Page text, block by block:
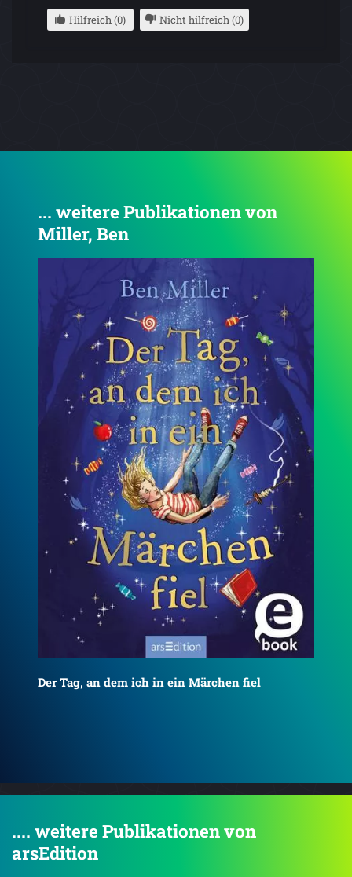
Hilfreich (0) Nicht hilfreich (0)
... weitere Publikationen von
Miller, Ben
Die Nacht, in der ich Weihnachten rettete
.... weitere Publikationen von
arsEdition